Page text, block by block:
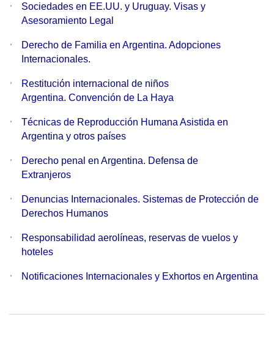
Sociedades en EE.UU. y Uruguay. Visas y
Asesoramiento Legal
Derecho de Familia en Argentina. Adopciones
Internacionales.
Restitución internacional de niños
Argentina. Convención de La Haya
Técnicas de Reproducción Humana Asistida en
Argentina y otros países
Derecho penal en Argentina. Defensa de
Extranjeros
Denuncias Internacionales. Sistemas de Protección de
Derechos Humanos
Responsabilidad aerolíneas, reservas de vuelos y
hoteles
Notificaciones Internacionales y Exhortos en Argentina